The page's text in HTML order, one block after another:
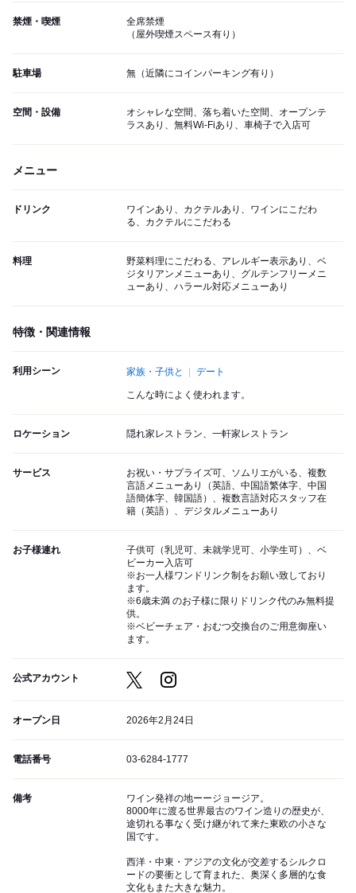
禁煙・喫煙
全席禁煙
（屋外喫煙スペース有り）
駐車場 無（近隣にコインパーキング有り）
空間・設備
オシャレな空間、落ち着いた空間、オープンテ
ラスあり、無料Wi-Fiあり、車椅子で入店可
メニュー
ドリンク
ワインあり、カクテルあり、ワインにこだわ
る、カクテルにこだわる
料理
野菜料理にこだわる、アレルギー表示あり、ベ
ジタリアンメニューあり、グルテンフリーメニ
ューあり、ハラール対応メニューあり
特徴・関連情報
利用シーン 家族・子供と デート
こんな時によく使われます。
ロケーション 隠れ家レストラン、一軒家レストラン
サービス
お祝い・サプライズ可、ソムリエがいる、複数
言語メニューあり（英語、中国語繁体字、中国
語簡体字、韓国語）、複数言語対応スタッフ在
籍（英語）、デジタルメニューあり
お子様連れ
子供可（乳児可、未就学児可、小学生可）、ベ
ビーカー入店可
※お一人様ワンドリンク制をお願い致しており
ます。
※6歳未満 のお子様に限りドリンク代のみ無料提
供。
※ベビーチェア・おむつ交換台のご用意御座い
ます。
公式アカウント
オープン日 2026年2月24日
電話番号 03-6284-1777
備考
ワイン発祥の地ーージョージア。
8000年に渡る世界最古のワイン造りの歴史が、
途切れる事なく受け継がれて来た東欧の小さな
国です。
西洋・中東・アジアの文化が交差するシルクロ
ードの要衝として育まれた、奥深く多層的な食
文化もまた大きな魅力。